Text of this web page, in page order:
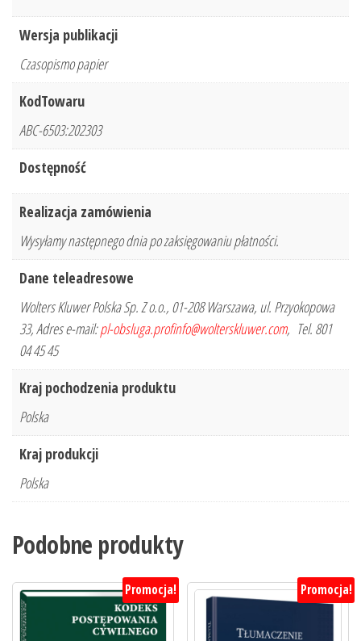
Wersja publikacji
Czasopismo papier
KodTowaru
ABC-6503:202303
Dostępność
Realizacja zamówienia
Wysyłamy następnego dnia po zaksięgowaniu płatności.
Dane teleadresowe
Wolters Kluwer Polska Sp. Z o.o., 01-208 Warszawa, ul. Przyokopowa
33, Adres e-mail:pl-obsluga.profinfo@wolterskluwer.com, Tel. 801
04 45 45
Kraj pochodzenia produktu
Polska
Kraj produkcji
Polska
Podobne produkty
Promocja! Promocja!